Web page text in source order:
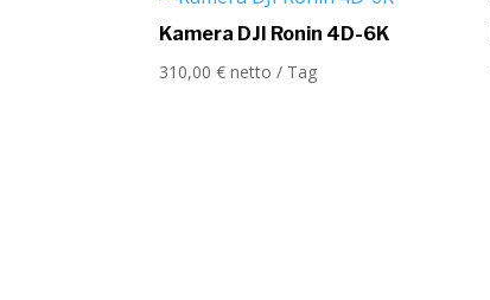
Kamera DJI Ronin 4D-6K
310,00€ netto / Tag